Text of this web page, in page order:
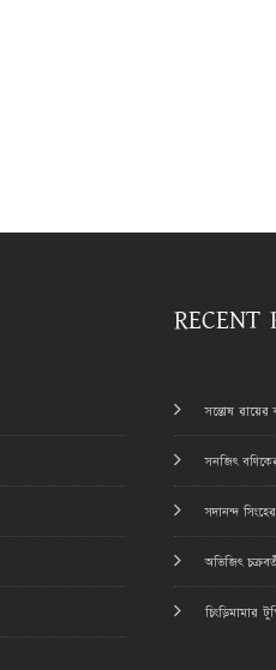
RECENT
সন্তোষ রায়ের
সনজিৎ
সদানন্দ
অভিজিৎ
চিংড়িমামার